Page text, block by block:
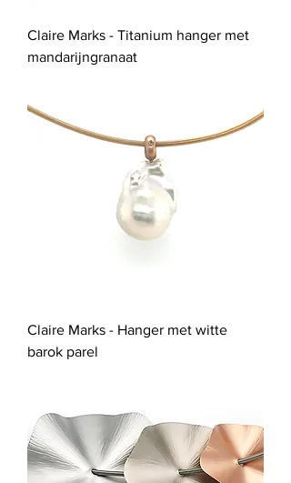
Claire Marks - Titanium hanger met
mandarijngranaat
Claire Marks - Hanger met witte
barok parel